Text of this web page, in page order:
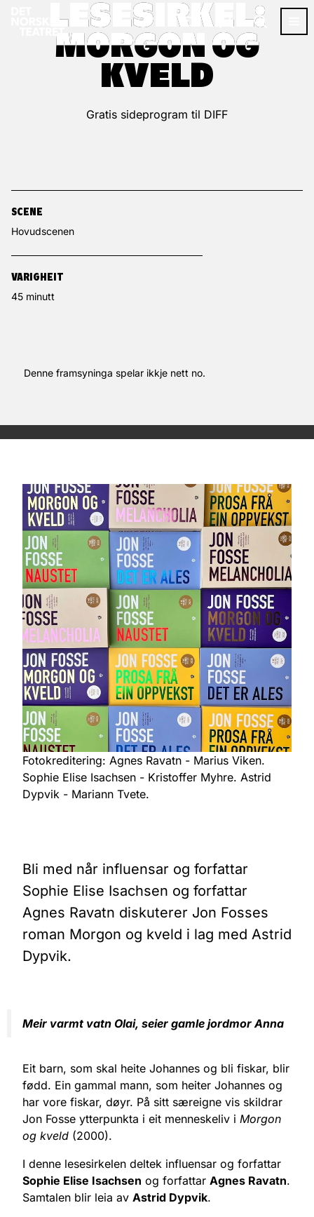
LESESIRKEL:
MORGON OG
KVELD
LESESIRKEL:
MORGON OG
KVELD
Gratis sideprogram til DIFF
SCENE
Hovudscenen
VARIGHEIT
45 minutt
Denne framsyninga spelar ikkje nett no.
Fotokreditering: Agnes Ravatn - Marius Viken.
Sophie Elise Isachsen - Kristoffer Myhre. Astrid
Dypvik - Mariann Tvete.
Bli med når influensar og forfattar
Sophie Elise Isachsen og forfattar
Agnes Ravatn diskuterer Jon Fosses
roman Morgon og kveld i lag med Astrid
Dypvik.
Meir varmt vatn Olai, seier gamle jordmor Anna
Eit barn, som skal heite Johannes og bli fiskar, blir
fødd. Ein gammal mann, som heiter Johannes og
har vore fiskar, døyr. På sitt særeigne vis skildrar
Jon Fosse ytterpunkta i eit menneskeliv i Morgon
og kveld (2000).
I denne lesesirkelen deltek influensar og forfattar
Sophie Elise Isachsen og forfattar Agnes Ravatn.
Samtalen blir leia av Astrid Dypvik.